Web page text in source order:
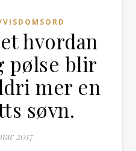
hvordan
pølse blir
mer en
søvn.
2017